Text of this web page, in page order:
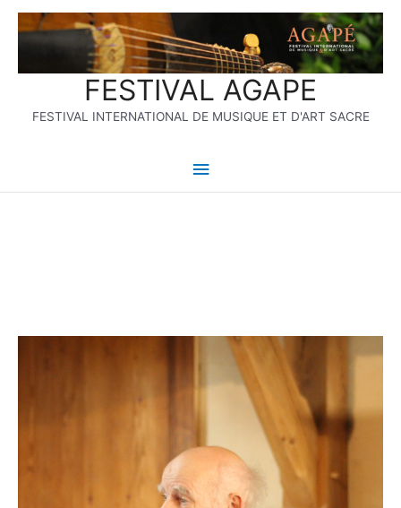
FESTIVAL AGAPE
FESTIVAL INTERNATIONAL DE MUSIQUE ET D'ART SACRE
Menu
principal